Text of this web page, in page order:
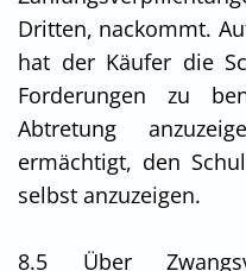
Dritten, nackommt.
hat der Käufer die
Forderungen zu
Abtretung
ermächtigt, den
selbst anzuzeigen.
8.5 Über